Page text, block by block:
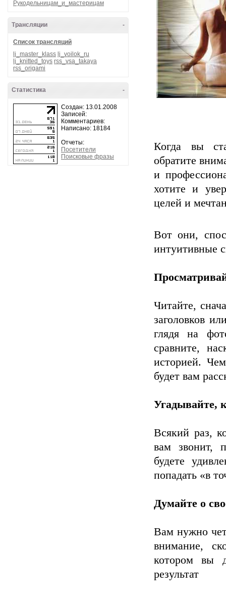
Рукодельницам_и_мастерицам
-
Трансляции
Список трансляций
lj_master_klass lj_voilok_ru
lj_knitted_toys rss_vsa_takaya
rss_origami
-
Статистика
Создан: 13.01.2008
Записей:
Комментариев:
Написано: 18184
Отчеты:
Посетители
Поисковые фразы
Когда вы
обратите
и
хотите и
целей и
Вот они,
интуитивные
Читайте,
заголовков
глядя на
сравните,
историей.
будет вам
Угадывайте,
Всякий раз,
вам звонит,
будете
попадать «в
Думайте о
Вам нужно
внимание,
котором вы
результат